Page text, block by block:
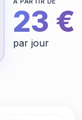
23 €
par jour